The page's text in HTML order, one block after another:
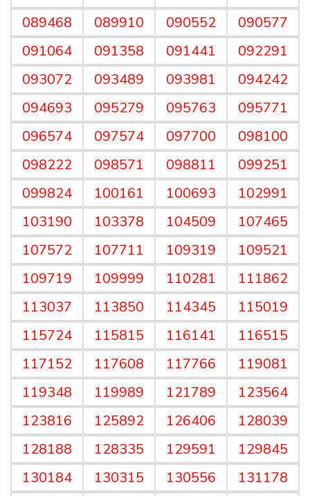
089468
089910 090552
090577
091064
091358 091441
092291
093072
093489 093981
094242
094693
095279 095763
095771
096574
097574 097700
098100
098222
098571 098811
099251
099824
100161 100693
102991
103190
103378 104509
107465
107572
107711 109319
109521
109719
109999 110281
111862
113037
113850 114345
115019
115724
115815 116141
116515
117152
117608 117766
119081
119348
119989 121789
123564
123816
125892 126406
128039
128188
128335 129591
129845
130184
130315 130556
131178